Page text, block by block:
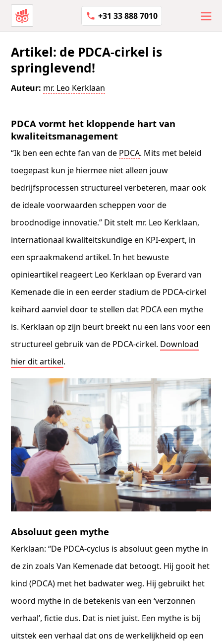
+31 33 888 7010
Artikel: de PDCA-cirkel is
springlevend!
Auteur: mr. Leo Kerklaan
PDCA vormt het kloppende hart van
kwaliteitsmanagement
“Ik ben een echte fan van de PDCA. Mits met beleid
toegepast kun je hiermee niet alleen jouw
bedrijfsprocessen structureel verbeteren, maar ook
de ideale voorwaarden scheppen voor de
broodnodige innovatie.” Dit stelt mr. Leo Kerklaan,
internationaal kwaliteitskundige en KPI-expert, in
een spraakmakend artikel. In het bewuste
opinieartikel reageert Leo Kerklaan op Everard van
Kemenade die in een eerder stadium de PDCA-cirkel
keihard aanviel door te stellen dat PDCA een mythe
is. Kerklaan op zijn beurt breekt nu een lans voor een
structureel gebruik van de PDCA-cirkel. Download
hier dit artikel.
Absoluut geen mythe
Kerklaan: “De PDCA-cyclus is absoluut geen mythe in
de zin zoals Van Kemenade dat betoogt. Hij gooit het
kind (PDCA) met het badwater weg. Hij gebruikt het
woord mythe in de betekenis van een ‘verzonnen
verhaal’, fictie dus. Dat is niet juist. Een mythe is bij
uitstek een verhaal dat ons de werkelijkheid op een